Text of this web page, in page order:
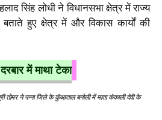
सिंह लोधी ने विधानसभा क्षेत्र में राज्य
हुए क्षेत्र में और विकास कार्यों की
में माथा टेका
तोमर ने पन्ना जिले के कुंआताल बनोली में माता कंकाली देवी के